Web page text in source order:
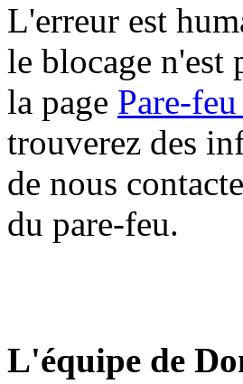
L'erreur est
le blocage n'est
la page Pare-
trouverez des
de nous
du pare-feu.
L'équipe de